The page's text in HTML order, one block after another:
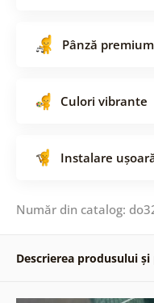
Pânză
Culori vibrante
Instalare
Număr din catalog:
Descrierea produsului